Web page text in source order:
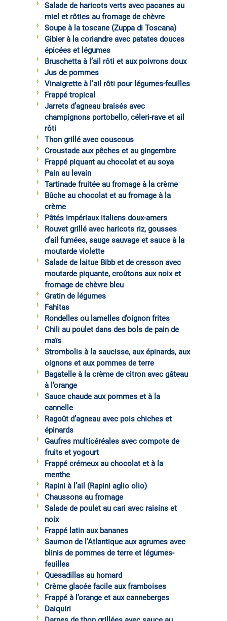
Salade de haricots verts avec pacanes au
miel et rôties au fromage de chèvre
Soupe à la toscane (Zuppa di Toscana)
Gibier à la coriandre avec patates douces
épicées et légumes
Bruschetta à l’ail rôti et aux poivrons doux
Jus de pommes
Vinaigrette à l’ail rôti pour légumes-feuilles
Frappé tropical
Jarrets d’agneau braisés avec
champignons portobello, céleri-rave et ail
rôti
Thon grillé avec couscous
Croustade aux pêches et au gingembre
Frappé piquant au chocolat et au soya
Pain au levain
Tartinade fruitée au fromage à la crème
Bûche au chocolat et au fromage à la
crème
Pâtés impériaux italiens doux-amers
Rouvet grillé avec haricots riz, gousses
d’ail fumées, sauge sauvage et sauce à la
moutarde violette
Salade de laitue Bibb et de cresson avec
moutarde piquante, croûtons aux noix et
fromage de chèvre bleu
Gratin de légumes
Fahitas
Rondelles ou lamelles d’oignon frites
Chili au poulet dans des bols de pain de
maïs
Strombolis à la saucisse, aux épinards, aux
oignons et aux pommes de terre
Bagatelle à la crème de citron avec gâteau
à l’orange
Sauce chaude aux pommes et à la
cannelle
Ragoût d’agneau avec pois chiches et
épinards
Gaufres multicéréales avec compote de
fruits et yogourt
Frappé crémeux au chocolat et à la
menthe
Rapini à l’ail (Rapini aglio olio)
Chaussons au fromage
Salade de poulet au cari avec raisins et
noix
Frappé latin aux bananes
Saumon de l’Atlantique aux agrumes avec
blinis de pommes de terre et légumes-
feuilles
Quesadillas au homard
Crème glacée facile aux framboises
Frappé à l’orange et aux canneberges
Daiquiri